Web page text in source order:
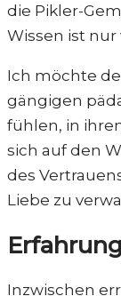
die Pikler-
Wissen ist
Ich möchte
gängigen
fühlen, in
sich auf den
des
Liebe zu
Inzwischen